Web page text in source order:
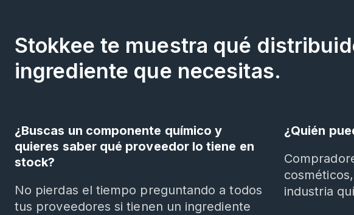
Stokkee te muestra qué
ingrediente que necesitas.
¿Buscas un componente químico y
quieres saber qué proveedor lo tiene en
stock?
No pierdas el tiempo preguntando a todos
tus proveedores si tienen un ingrediente
¿Quién
industria